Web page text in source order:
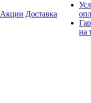
Акции Доставка
на